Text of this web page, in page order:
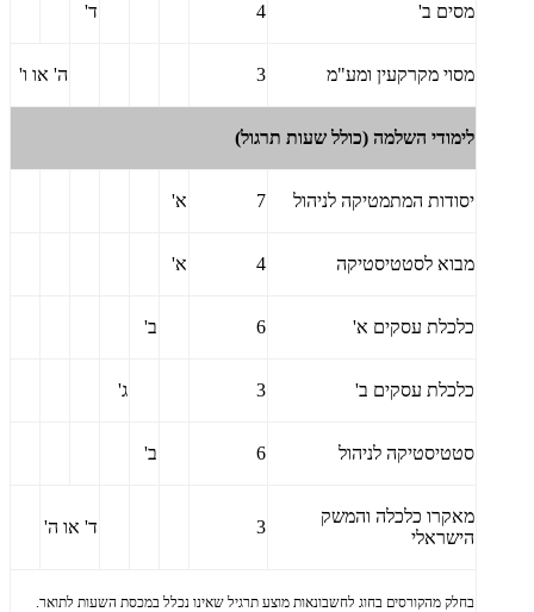
מסים ב' 4 ד'
מסוי מקרקעין ומע"מ 3 ה' או ו'
לימודי השלמה (כולל שעות תרגול)
יסודות המתמטיקה לניהול 7 א'
מבוא לסטטיסטיקה 4 א'
כלכלת עסקים א' 6 ב'
כלכלת עסקים ב' 3 ג'
סטטיסטיקה לניהול 6 ב'
מאקרו כלכלה והמשק
הישראלי
3 ד' או ה'
בחלק מהקורסים בחוג לחשבונאות מוצע תרגיל שאינו נכלל במכסת השעות לתואר.